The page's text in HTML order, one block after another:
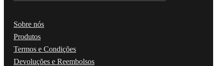
Sobre nós
Produtos
Termos e Condições
Devoluções e Reembolsos